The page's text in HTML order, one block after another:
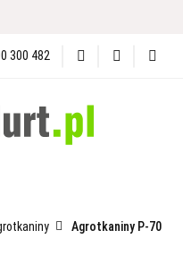
300 482
Agrotkaniny P-70